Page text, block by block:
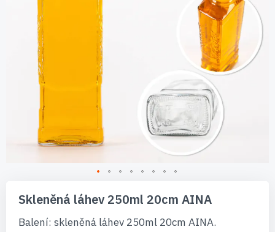
začátek
galerie
Skleněná láhev 250ml 20cm AINA
Balení: skleněná láhev 250ml 20cm AINA.